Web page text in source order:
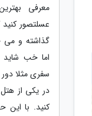
معرفی
عسلتصور
گذاشته و می
اما خب شاید
سفری مثلا دور
کنید. با این